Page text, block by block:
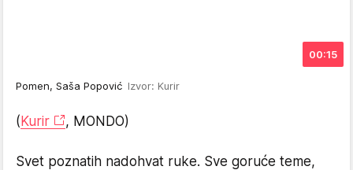
00:15
Pomen, Saša Popović Izvor: Kurir
(Kurir , MONDO)
Svet poznatih nadohvat ruke. Sve goruće teme,